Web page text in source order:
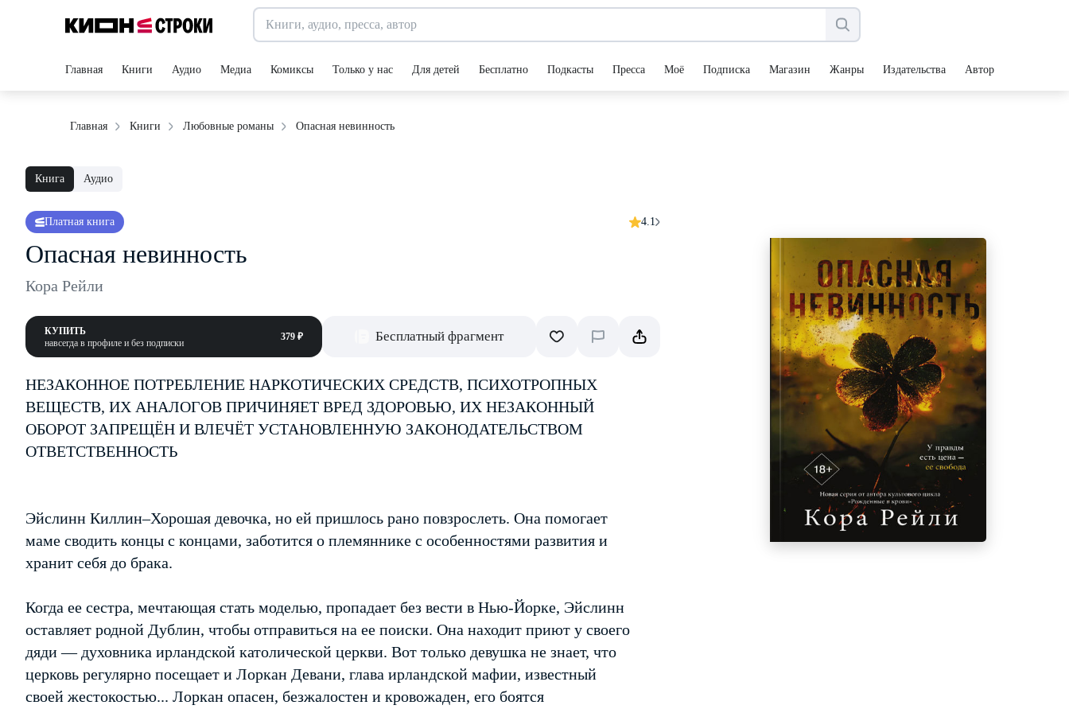
Главная Книги Аудио Медиа Комиксы Только у нас Для детей Бесплатно Подкасты Пресса Моё Подписка Магазин Жанры Издательства Авторы
Главная Книги Любовные романы Опасная невинность
Книга Аудио
Платная книга 4.1
Опасная невинность
Кора Рейли
КУПИТЬ
навсегда в профиле и без подписки
379 ₽ Бесплатный фрагмент
НЕЗАКОННОЕ ПОТРЕБЛЕНИЕ НАРКОТИЧЕСКИХ СРЕДСТВ, ПСИХОТРОПНЫХ
ВЕЩЕСТВ, ИХ АНАЛОГОВ ПРИЧИНЯЕТ ВРЕД ЗДОРОВЬЮ, ИХ НЕЗАКОННЫЙ
ОБОРОТ ЗАПРЕЩЁН И ВЛЕЧЁТ УСТАНОВЛЕННУЮ ЗАКОНОДАТЕЛЬСТВОМ
ОТВЕТСТВЕННОСТЬ
Эйслинн Киллин–Хорошая девочка, но ей пришлось рано повзрослеть. Она помогает
маме сводить концы с концами, заботится о племяннике с особенностями развития и
хранит себя до брака.
Когда ее сестра, мечтающая стать моделью, пропадает без вести в Нью-Йорке, Эйслинн
оставляет родной Дублин, чтобы отправиться на ее поиски. Она находит приют у своего
дяди — духовника ирландской католической церкви. Вот только девушка не знает, что
церковь регулярно посещает и Лоркан Девани, глава ирландской мафии, известный
своей жестокостью... Лоркан опасен, безжалостен и кровожаден, его боятся